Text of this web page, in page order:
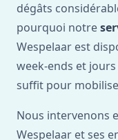
dégâts
pourquoi notre
Wespelaar est
week-ends et
suffit pour
Nous intervenons
Wespelaar et ses